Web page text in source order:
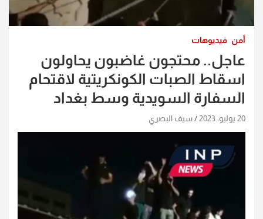
أمن فيديوهات
عاجل.. محتجون غاضبون يحاولون
اسقاط الصبات الكونكريتية لاقتحام
السفارة السويدية وسط بغداد
20 يوليو، 2023 سيف البصري